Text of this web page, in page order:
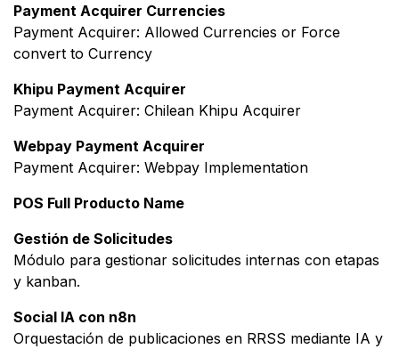
Payment Acquirer Currencies
Payment Acquirer: Allowed Currencies or Force
convert to Currency
Khipu Payment Acquirer
Payment Acquirer: Chilean Khipu Acquirer
Webpay Payment Acquirer
Payment Acquirer: Webpay Implementation
POS Full Producto Name
Gestión de Solicitudes
Módulo para gestionar solicitudes internas con etapas
y kanban.
Social IA con n8n
Orquestación de publicaciones en RRSS mediante IA y